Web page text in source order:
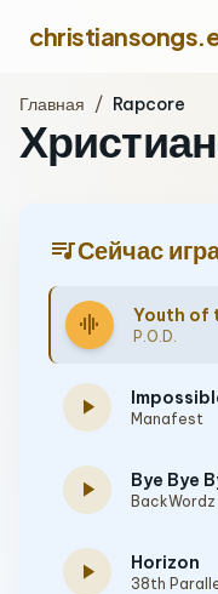
Главная / Rapcore
queue_musicСейчас
graphic_eq Youth of
P.O.D.
play_arrow Manafest
play_arrow Bye Bye
BackWordz
play_arrow Horizon
38th